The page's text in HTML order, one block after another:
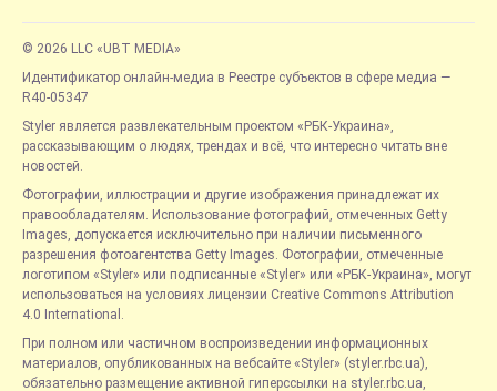
© 2026 LLC «UBT MEDIA»
Идентификатор онлайн-медиа в Реестре субъектов в сфере медиа —
R40-05347
Styler является развлекательным проектом «РБК-Украина»,
рассказывающим о людях, трендах и всё, что интересно читать вне
новостей.
Фотографии, иллюстрации и другие изображения принадлежат их
правообладателям. Использование фотографий, отмеченных Getty
Images, допускается исключительно при наличии письменного
разрешения фотоагентства Getty Images. Фотографии, отмеченные
логотипом «Styler» или подписанные «Styler» или «РБК-Украина», могут
использоваться на условиях лицензии Creative Commons Attribution
4.0 International.
При полном или частичном воспроизведении информационных
материалов, опубликованных на вебсайте «Styler» (styler.rbc.ua),
обязательно размещение активной гиперссылки на styler.rbc.ua,